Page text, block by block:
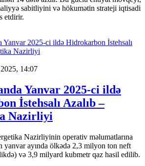
sabitliyini və hökumətin strateji iqtisadi
etdirir.
14:07
Yanvar 2025-ci ildə
İstehsalı Azalıb –
Nazirliyi
Nazirliyinin operativ məlumatlarına
yanvar ayında ölkədə 2,3 milyon ton neft
və 3,9 milyard kubmetr qaz hasil edilib.